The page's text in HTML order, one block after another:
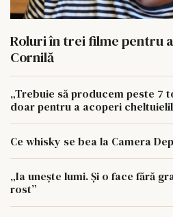
Roluri în trei filme pentru
Cornilă
„Trebuie să producem peste 7
doar pentru a acoperi
Ce whisky se bea la Camera
„Ia unește lumi. Și o face fără
rost”